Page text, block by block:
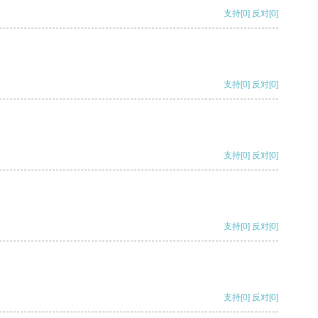
支持[0] 反对[0]
支持[0] 反对[0]
支持[0] 反对[0]
支持[0] 反对[0]
支持[0] 反对[0]